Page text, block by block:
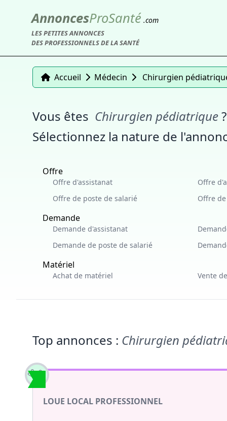
AnnoncesProSanté .com
LES PETITES ANNONCES
DES PROFESSIONNELS DE LA SANTÉ
Accueil Médecin Chirurgien
Vous êtes Chirurgien pédiatrique?
Sélectionnez la nature de
Offre
Offre d'assistanat Offre
Offre de poste de salarié
Offre
Demande
Demande d'assistanat
Demande de poste de salarié
Matériel
Achat de matériel Vente
Top annonces : Chirurgien
LOUE LOCAL PROFESSIONNEL